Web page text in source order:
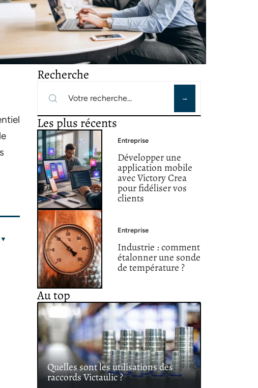
Recherche
Les plus récents
Entreprise
Développer une
application mobile
avec Victory Crea
pour fidéliser vos
clients
Entreprise
Industrie : comment
étalonner une sonde
de température ?
Au top
Quelles sont les utilisations des
raccords Victaulic ?